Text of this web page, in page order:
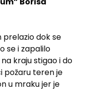
prelazio dok se
se i zapalilo
kraju stigao i do
požaru teren je
u mraku jer je